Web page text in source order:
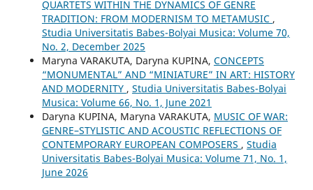
QUARTETS WITHIN THE DYNAMICS OF GENRE
TRADITION: FROM MODERNISM TO METAMUSIC ,
Studia Universitatis Babes-Bolyai Musica: Volume 70,
No. 2, December 2025
Maryna VARAKUTA, Daryna KUPINA, CONCEPTS
“MONUMENTAL” AND “MINIATURE” IN ART: HISTORY
AND MODERNITY , Studia Universitatis Babes-Bolyai
Musica: Volume 66, No. 1, June 2021
Daryna KUPINA, Maryna VARAKUTA, MUSIC OF WAR:
GENRE–STYLISTIC AND ACOUSTIC REFLECTIONS OF
CONTEMPORARY EUROPEAN COMPOSERS , Studia
Universitatis Babes-Bolyai Musica: Volume 71, No. 1,
June 2026